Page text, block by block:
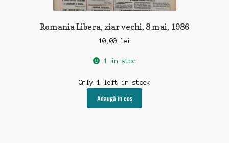
Romania Libera, ziar vechi, 8 mai, 1986
10,00 lei
1 în stoc
Only 1 left in stock
Adaugă în coș